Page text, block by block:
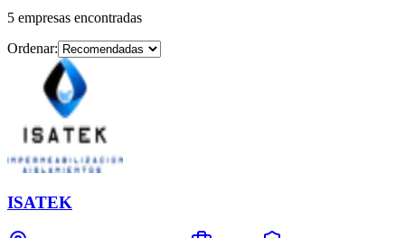
5 empresas encontradas
Ordenar:
ISATEK